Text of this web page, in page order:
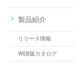
製品紹介
リリース情報
WEB版カタログ